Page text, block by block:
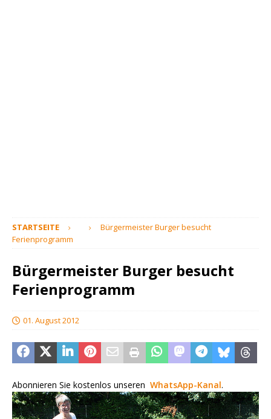
STARTSEITE
Bürgermeister Burger besucht
Ferienprogramm
Bürgermeister Burger besucht
Ferienprogramm
01. August 2012
Abonnieren Sie kostenlos unseren WhatsApp-Kanal.